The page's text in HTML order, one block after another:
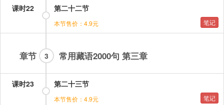
课时22 第二十二节
本节售价：4.9元 笔记
章节 常用藏语2000句 第三章
3
课时23 第二十三节
本节售价：4.9元 笔记